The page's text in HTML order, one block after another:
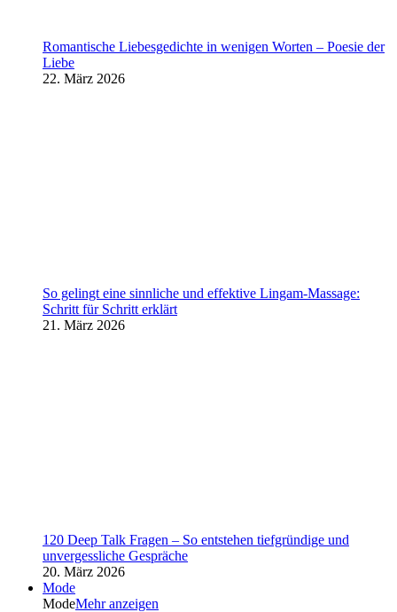
Romantische Liebesgedichte in wenigen Worten – Poesie der
Liebe
22. März 2026
So gelingt eine sinnliche und effektive Lingam-Massage:
Schritt für Schritt erklärt
21. März 2026
120 Deep Talk Fragen – So entstehen tiefgründige und
unvergessliche Gespräche
20. März 2026
Mode
ModeMehr anzeigen